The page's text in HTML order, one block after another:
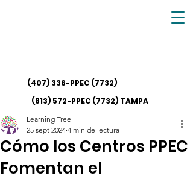
(407) 336-PPEC (7732)
(813) 572-PPEC (7732) TAMPA
Cómo los Centros PPEC
Fomentan el
Learning Tree
25 sept 2024 4 min de lectura